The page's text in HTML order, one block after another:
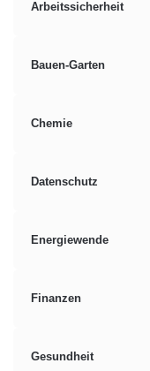
Arbeitssicherheit
Bauen-Garten
Chemie
Datenschutz
Energiewende
Finanzen
Gesundheit